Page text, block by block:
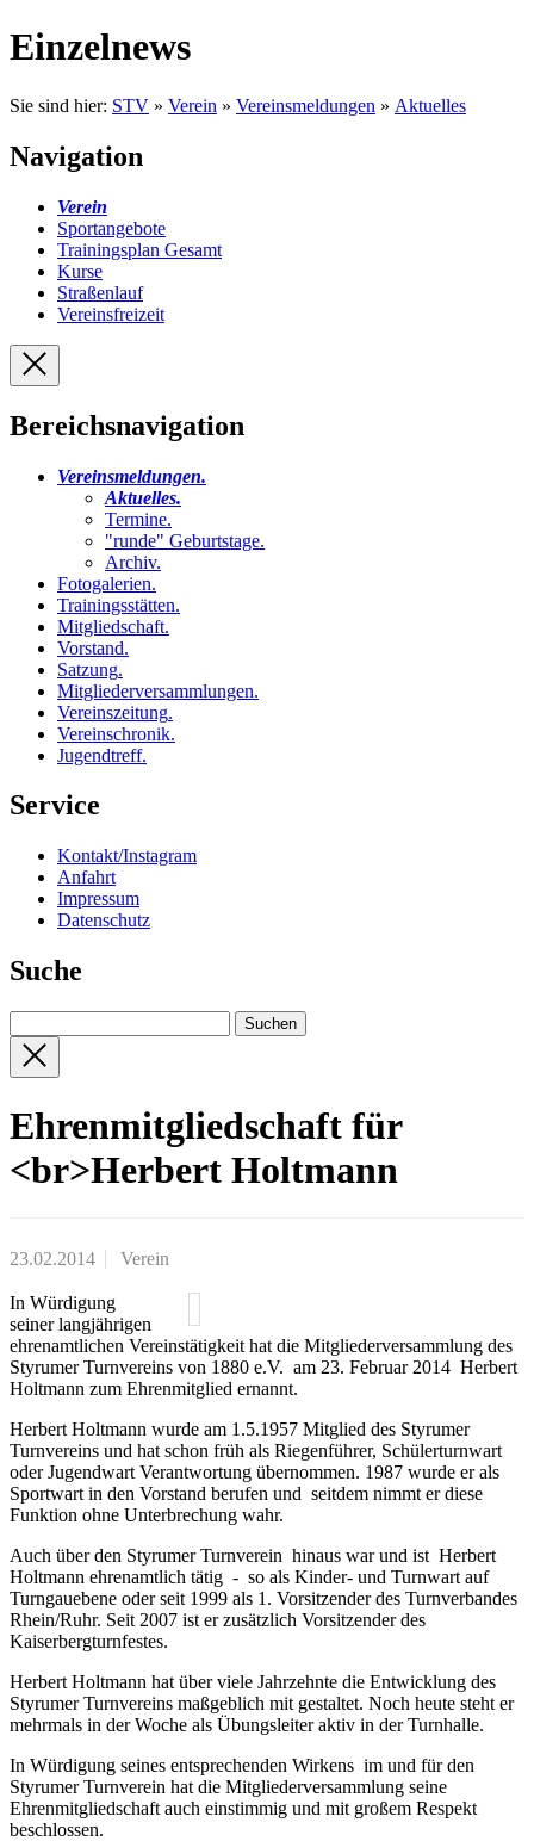
Einzelnews
Sie sind hier: STV » Verein » Vereinsmeldungen » Aktuelles
Navigation
Verein
Sportangebote
Trainingsplan Gesamt
Kurse
Straßenlauf
Vereinsfreizeit
Bereichsnavigation
Vereinsmeldungen.
Aktuelles.
Termine.
"runde" Geburtstage.
Archiv.
Fotogalerien.
Trainingsstätten.
Mitgliedschaft.
Vorstand.
Satzung.
Mitgliederversammlungen.
Vereinszeitung.
Vereinschronik.
Jugendtreff.
Service
Kontakt/Instagram
Anfahrt
Impressum
Datenschutz
Suche
Ehrenmitgliedschaft für
<br>Herbert Holtmann
23.02.2014 Verein
In Würdigung
seiner langjährigen
ehrenamtlichen Vereinstätigkeit hat die Mitgliederversammlung des
Styrumer Turnvereins von 1880 e.V. am 23. Februar 2014 Herbert
Holtmann zum Ehrenmitglied ernannt.
Herbert Holtmann wurde am 1.5.1957 Mitglied des Styrumer
Turnvereins und hat schon früh als Riegenführer, Schülerturnwart
oder Jugendwart Verantwortung übernommen. 1987 wurde er als
Sportwart in den Vorstand berufen und seitdem nimmt er diese
Funktion ohne Unterbrechung wahr.
Auch über den Styrumer Turnverein hinaus war und ist Herbert
Holtmann ehrenamtlich tätig - so als Kinder- und Turnwart auf
Turngauebene oder seit 1999 als 1. Vorsitzender des Turnverbandes
Rhein/Ruhr. Seit 2007 ist er zusätzlich Vorsitzender des
Kaiserbergturnfestes.
Herbert Holtmann hat über viele Jahrzehnte die Entwicklung des
Styrumer Turnvereins maßgeblich mit gestaltet. Noch heute steht er
mehrmals in der Woche als Übungsleiter aktiv in der Turnhalle.
In Würdigung seines entsprechenden Wirkens im und für den
Styrumer Turnverein hat die Mitgliederversammlung seine
Ehrenmitgliedschaft auch einstimmig und mit großem Respekt
beschlossen.